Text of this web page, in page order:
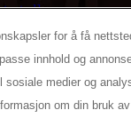
for å få
innhold og
sosiale medier og
om din bruk